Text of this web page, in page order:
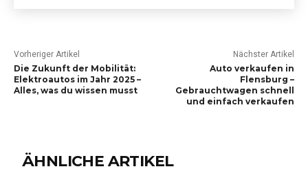
Vorheriger Artikel
Die Zukunft der Mobilität:
Elektroautos im Jahr 2025 –
Alles, was du wissen musst
Nächster Artikel
Auto verkaufen in
Flensburg –
Gebrauchtwagen schnell
und einfach verkaufen
ÄHNLICHE ARTIKEL